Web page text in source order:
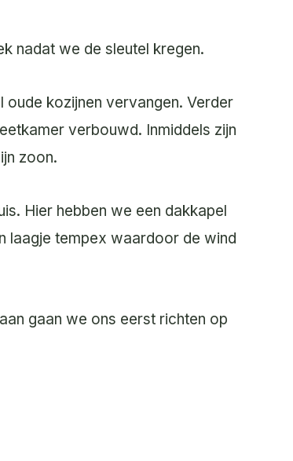
nadat we de sleutel kregen.
kozijnen vervangen. Verder
verbouwd. Inmiddels zijn
zoon.
Hier hebben we een dakkapel
laagje tempex waardoor de wind
gaan we ons eerst richten op